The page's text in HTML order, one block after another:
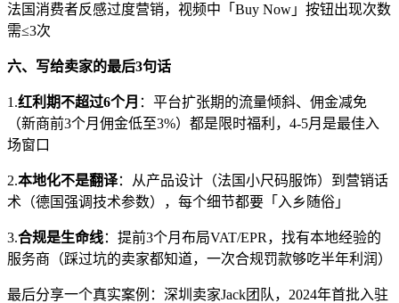
法国消费者反感过度营销，视频中「 Buy Now 」按钮出现次数
需≤3次
六、写给卖家的最后3句话
1.红利期不超过6个月 ：平台扩张期的流量倾斜、佣金减免
（新商前3个月佣金低至3%）都是限时福利， 4-5月是最佳入
场窗口
2.本地化不是翻译：从产品设计（法国小尺码服饰）到营销话
术（德国强调技术参数），每个细节都要「入乡随俗」
3.合规是生命线：提前3个月布局VAT/EPR ，找有本地经验的
服务商（踩过坑的卖家都知道，一次合规罚款够吃半年利润）
最后分享一个真实案例：深圳卖家Jack团队， 2024年首批入驻